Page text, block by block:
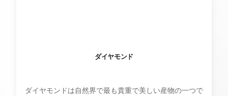
ダイヤモンド
ダイヤモンドは自然界で最も貴重で美しい産物の一つで